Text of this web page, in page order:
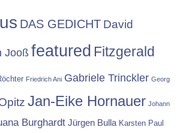
DAS GEDICHT David
Jooßfeatured Fitzgerald
Friedrich Ani Gabriele Trinckler Georg
Jan-Eike Hornauer Johann
Burghardt Jürgen Bulla Karsten Paul